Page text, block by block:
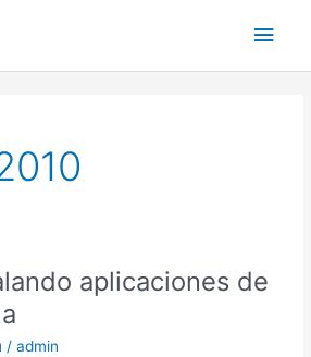
aplicaciones de
/admin